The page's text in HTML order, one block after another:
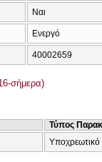
Ναι
Ενεργό
40002659
σήμερα)
Τύπος